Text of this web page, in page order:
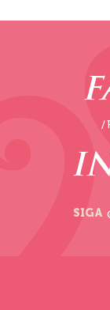
/
SIGA